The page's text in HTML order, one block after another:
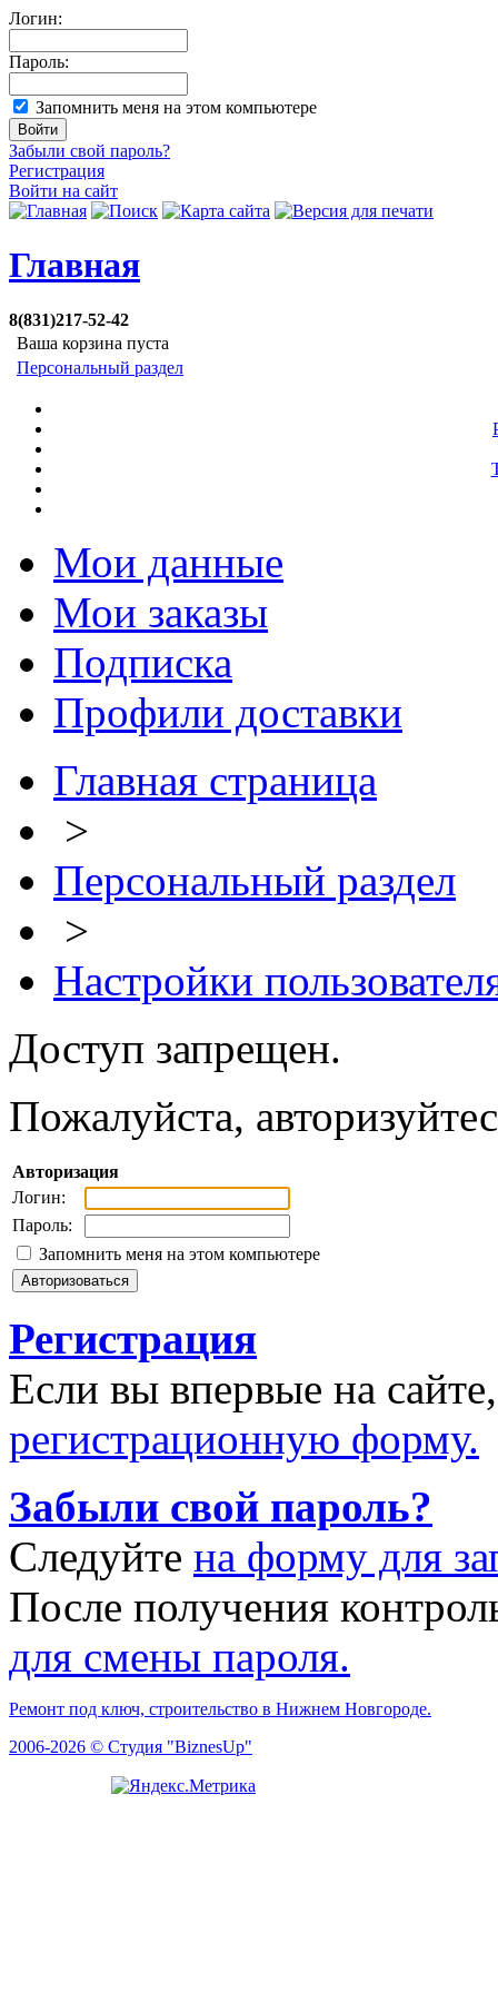
Логин:
Пароль:
Запомнить меня на этом компьютере
Забыли свой пароль?
Регистрация
Войти на сайт
Главная
8(831)217-52-42
Ваша корзина пуста
Персональный раздел
Мои данные
Мои заказы
Подписка
Профили доставки
Главная страница
>
Персональный раздел
>
Настройки
Доступ запрещен.
Пожалуйста,
Авторизация
Логин:
Пароль:
Запомнить меня на этом компьютере
Регистрация
Если вы впервые на
регистрационную форму.
Забыли свой пароль?
Следуйте на форму для
После получения
для смены пароля.
Ремонт под ключ, строительство в Нижнем Новгороде.
2006-2026 © Студия "BiznesUp"